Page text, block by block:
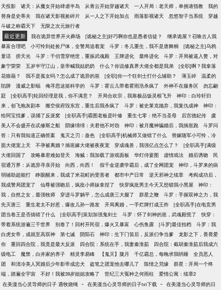
天投影
诸天：从魔女开始肆虐半岛 从青云开始穿越诸天 一人开局：老天师，单挑请指教
我的
替身是史蒂夫
我在诸天影视捡碎片 从一人之下开始加点 雨落影视诸天 忽悠智子当系统
穿越
斗破之称霸天下
无限之次元旅行者
最近更新 我在诡异世界开火葬场 [诡秘之主]好巧啊你也是愚者信徒？
继承诡屋？召唤古人我
暴富合理吧
小可怜到处捡尸体，全警局追着宠 斗罗：冬儿重生，我不是唐舞桐
[诡秘之主]乌鸦
童话
捞天光 斗罗：千仞雪穿绝世，重振武魂殿 王牌进化 最终进化
斗罗：开局被逼入赘，对
象宁荣荣
五岁半守江山，皇帝喊我姑奶奶 什么？你说修真界大佬全都是我弟
[全职]啊？我拿落
花狼藉？
我不是孤女吗？怎么成了诡异的崽 [全职]你一个狂剑士打什么辅助？ 薄玉碎
温柔的
陷阱
漫威之影蝠 俺寻思这挺科学的 斗罗：霍云儿带着霍雨浩杀疯了 外神不在服务区
勿忘翩
跹
[全职高手]轮回经理是我，你不满意？ 开局合欢宗，我靠极品饭灵根飞升
神印：白玲轩归
来，创飞炮灰剧本
搬空侯府毁东宫，重生后我杀疯了 斗罗：被史莱克抛弃，我复仇成神
神印：
给阿宝找爹，误捅了反派窝
[全职高手]霸图老板是叶修 重生七零：绝不当圣母 后宫德妃传
虞
美人不会盛开在忒修斯之船
阴缘绵绵：夫君他不对劲 神印：被月魔神骗婚后，我揣崽跑
斗罗问
答：只有我知道正确答案
鬼灭之刃：蛊色 [全职高手]机械师又做错了什么
替嫁随军小可怜，冷
面大佬宠上天
不孕被离婚？揣崽嫁大佬被夜夜宠 穿成魂兽，我强亿点怎么了？
[全职高手]满级
大佬回国了
攻略暴君难如登天 海贼：我加载了游戏面板 华灯侍宴图 虚情戏法 婚后诱吻
民
宿通万界：从诡异寻亲开始
向西，向西！ 假千金逆袭学霸后，成了全网团宠
神印，斗罗来的病
弱辅助超能打
睁眼醒来，我成了米花町的受害者 都市中产日常 逆天邪神之续章
考阎成功后，
我成警局团宠了
仙尊被强吻后，疯批小师妹拿捏了 快穿疯批男主今天又想锁我小黑屋
神印：
我，自然之女，最强牧师
穿进斗罗躺平，怎么成唐三大腿了 群星之鞭
斗罗：手握双神之力，我
先灭唐三
重生老太不好惹，爆改儿孙一路发 开局离婚，一手烂牌打成王炸
[全职高手]在电竞男
团当卷王是否搞错了什么
[全职高手]策划加强鬼剑士 斗罗：怀了剑神的崽，武魂殿慌了
快穿：
带着系统游遍三千世界
别卷了！回村开民宿，爆火又暴富 心伤鱼露 [斗罗]最佳拍档
斗罗：我
白虎女帝，成就至高双神
第七诫 阴阳石 神印：生下门笛后，反派们争当爹
龙影之下，畏畏爱
你
重回四合院，我竟是最大反派 四合院：系统在手，我妻秦淮茹
四合院：截胡秦淮茹后我成六
级电工
魔禁，白井家的养子 精灵李易峰 【鬼灭】胧月 千亿霸总，每晚求我哄睡
全员恶人
团
和清冷美人冥婚后少年影帝成忠犬 盗笔之团宠他去哪儿了 陈情之兕缘
群星：开局一个终
端，踏遍全宇宙
不好！我被39岁姐姐攻略了 世纪三大冤种之何雨柱
爱情公寓：续章2
在美漫当心灵导师的日子 遇牧烧绳 - 在美漫当心灵导师的日子txt下载 - 在美漫当心灵导师的日